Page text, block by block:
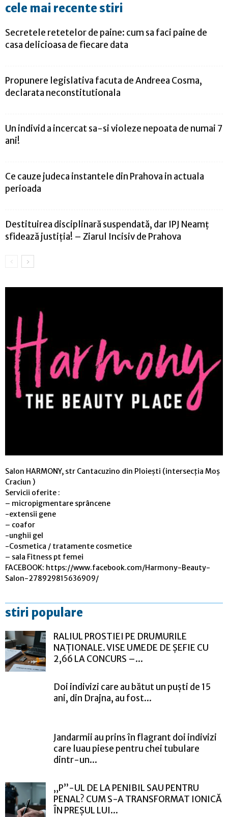
cele mai recente stiri
Secretele retetelor de paine: cum sa faci paine de
casa delicioasa de fiecare data
Propunere legislativa facuta de Andreea Cosma,
declarata neconstitutionala
Un individ a incercat sa-si violeze nepoata de numai 7
ani!
Ce cauze judeca instantele din Prahova in actuala
perioada
Destituirea disciplinară suspendată, dar IPJ Neamț
sfidează justiția! – Ziarul Incisiv de Prahova
Salon HARMONY, str Cantacuzino din Ploiești (intersecția Moș
Craciun )
Servicii oferite :
– micropigmentare sprâncene
-extensii gene
– coafor
-unghii gel
-Cosmetica / tratamente cosmetice
– sala Fitness pt femei
FACEBOOK: https://www.facebook.com/Harmony-Beauty-
Salon-278929815636909/
stiri populare
RALIUL PROSTIEI PE DRUMURILE
NAȚIONALE. VISE UMEDE DE ȘEFIE CU
2,66 LA CONCURS –...
Doi indivizi care au bătut un puști de 15
ani, din Drajna, au fost...
Jandarmii au prins în flagrant doi indivizi
care luau piese pentru chei tubulare
dintr-un...
„P”-UL DE LA PENIBIL SAU PENTRU
PENAL? CUM S-A TRANSFORMAT IONICĂ
ÎN PREȘUL LUI...